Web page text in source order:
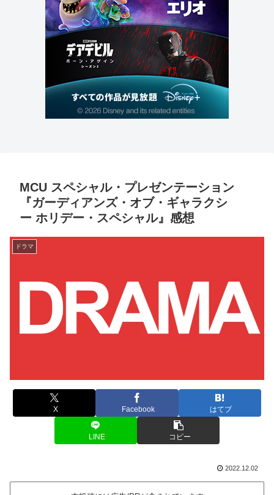
MCU スペシャル・プレゼンテーション
『ガーディアンズ・オブ・ギャラクシ
ー ホリデー・スペシャル』感想
ドラマ
X Facebook はてブ
LINE コピー
2022.12.02